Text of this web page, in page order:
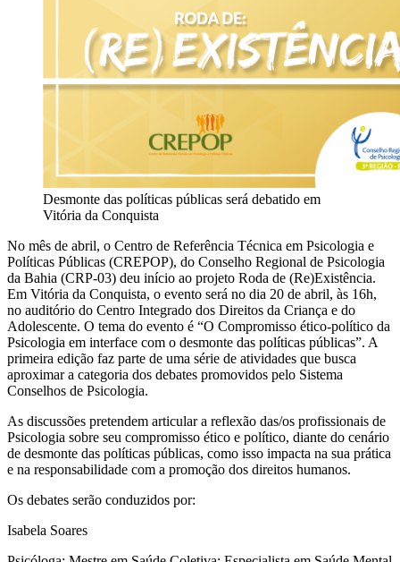
Desmonte das políticas públicas será debatido em
Vitória da Conquista
No mês de abril, o Centro de Referência Técnica em Psicologia e
Políticas Públicas (CREPOP), do Conselho Regional de Psicologia
da Bahia (CRP-03) deu início ao projeto Roda de (Re)Existência.
Em Vitória da Conquista, o evento será no dia 20 de abril, às 16h,
no auditório do Centro Integrado dos Direitos da Criança e do
Adolescente. O tema do evento é “O Compromisso ético-político da
Psicologia em interface com o desmonte das políticas públicas”. A
primeira edição faz parte de uma série de atividades que busca
aproximar a categoria dos debates promovidos pelo Sistema
Conselhos de Psicologia.
As discussões pretendem articular a reflexão das/os profissionais de
Psicologia sobre seu compromisso ético e político, diante do cenário
de desmonte das políticas públicas, como isso impacta na sua prática
e na responsabilidade com a promoção dos direitos humanos.
Os debates serão conduzidos por:
Isabela Soares